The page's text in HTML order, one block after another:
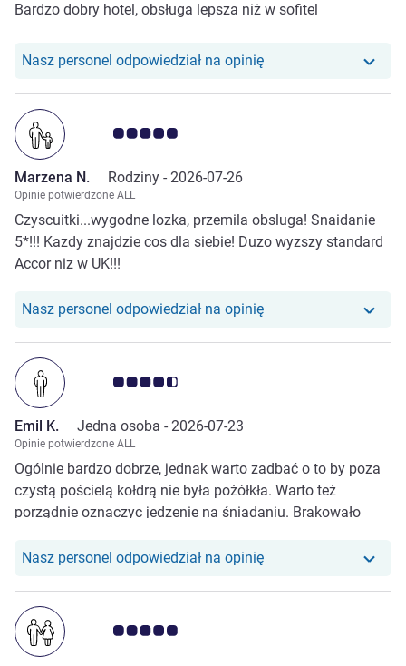
Bardzo dobry hotel, obsługa lepsza niż w sofitel
Nasz personel odpowiedział na opinię
Ocena klientów 5.0/5
Marzena N. Rodziny - 2026-07-26
Opinie potwierdzone ALL
Czyscuitki...wygodne lozka, przemila obsluga! Snaidanie
5*!!! Kazdy znajdzie cos dla siebie! Duzo wyzszy standard
Accor niz w UK!!!
Nasz personel odpowiedział na opinię
Ocena klientów 4.5/5
Emil K. Jedna osoba - 2026-07-23
Opinie potwierdzone ALL
Ogólnie bardzo dobrze, jednak warto zadbać o to by poza
czystą pościelą kołdrą nie była pożółkła. Warto też
porządnie oznaczyc jedzenie na śniadaniu. Brakowało
żywieniowe nie ma możliwości zweryfikować jakiego
Nasz personel odpowiedział na opinię
Ocena klientów 5.0/5